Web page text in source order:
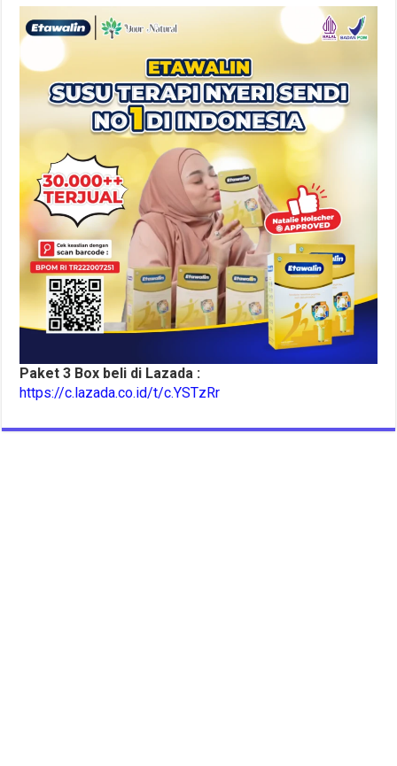
Paket 3 Box beli di Lazada :
https://c.lazada.co.id/t/c.YSTzRr